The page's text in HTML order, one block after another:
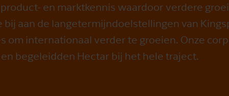
en marktkennis waardoor verdere
aan de langetermijndoelstellingen van
om internationaal verder te groeien. Onze
begeleidden Hectar bij het hele traject.